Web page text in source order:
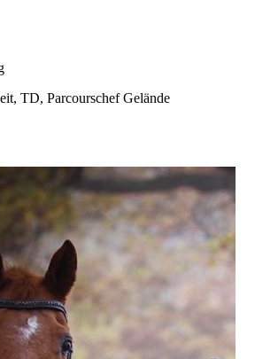
TD, Parcourschef Gelände